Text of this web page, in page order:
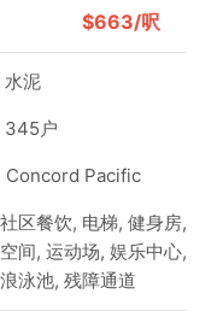
$663/呎
水泥
345户
Concord Pacific
区餐饮, 电梯, 健身房,
间, 运动场, 娱乐中心,
泳池, 残障通道